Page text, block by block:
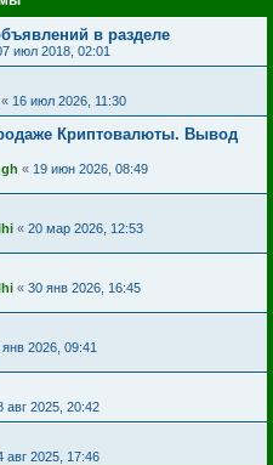
в разделе
июл 2018, 02:01
« 16 июл 2026, 11:30
Криптовалюты. Вывод
« 19 июн 2026, 08:49
« 20 мар 2026, 12:53
« 30 янв 2026, 16:45
2026, 09:41
авг 2025, 20:42
авг 2025, 17:46